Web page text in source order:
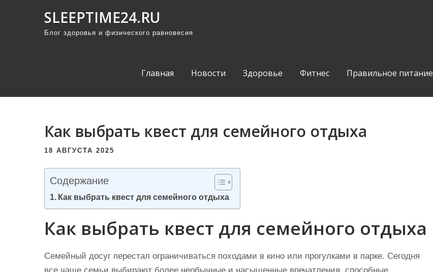
SLEEPTIME24.RU
Блог здоровья и физического равновесия
Главная Новости Здоровье Фитнес Правильное питание
Как выбрать квест для семейного отдыха
18 АВГУСТА 2025
Содержание
Как выбрать квест для семейного отдыха
Как выбрать квест для семейного отдыха
Семейный досуг перестал ограничиваться походами в кино или прогулками в парке. Сегодня